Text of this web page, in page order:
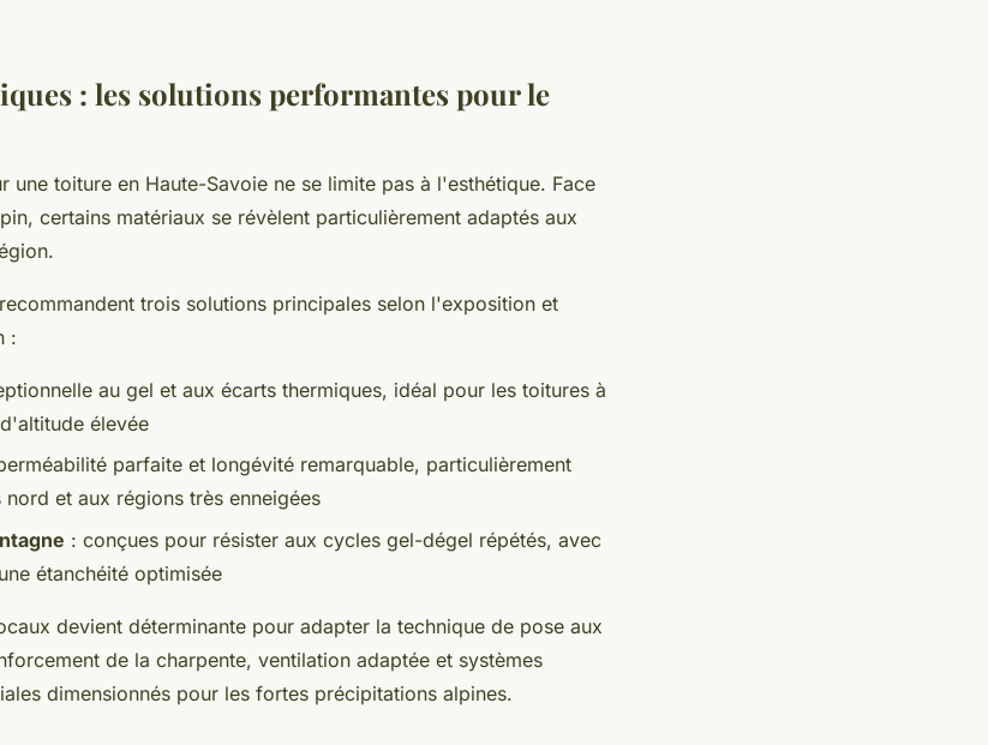
: les solutions performantes pour le
une toiture en Haute-Savoie ne se limite pas à l'esthétique. Face
certains matériaux se révèlent particulièrement adaptés aux
recommandent trois solutions principales selon l'exposition et
:
au gel et aux écarts thermiques, idéal pour les toitures à
élevée
parfaite et longévité remarquable, particulièrement
et aux régions très enneigées
: conçues pour résister aux cycles gel-dégel répétés, avec
étanchéité optimisée
devient déterminante pour adapter la technique de pose aux
de la charpente, ventilation adaptée et systèmes
dimensionnés pour les fortes précipitations alpines.